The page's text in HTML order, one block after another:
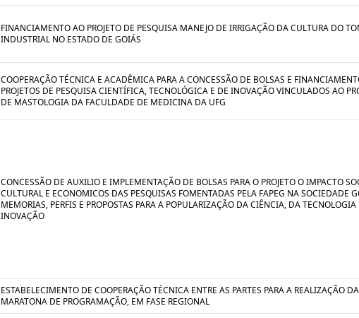
FINANCIAMENTO AO PROJETO DE PESQUISA MANEJO DE IRRIGAÇÃO DA CULTURA DO
INDUSTRIAL NO ESTADO DE GOIÁS
COOPERAÇÃO TÉCNICA E ACADÊMICA PARA A CONCESSÃO DE BOLSAS E
PROJETOS DE PESQUISA CIENTÍFICA, TECNOLÓGICA E DE INOVAÇÃO VINCULADOS AO
DE MASTOLOGIA DA FACULDADE DE MEDICINA DA UFG
CONCESSÃO DE AUXILIO E IMPLEMENTAÇÃO DE BOLSAS PARA O PROJETO O IMPACTO
CULTURAL E ECONOMICOS DAS PESQUISAS FOMENTADAS PELA FAPEG NA SOCIEDADE
MEMORIAS, PERFIS E PROPOSTAS PARA A POPULARIZAÇÃO DA CIÊNCIA, DA TECNOLOGIA
INOVAÇÃO
ESTABELECIMENTO DE COOPERAÇÃO TÉCNICA ENTRE AS PARTES PARA A REALIZAÇÃO DA
MARATONA DE PROGRAMAÇÃO, EM FASE REGIONAL